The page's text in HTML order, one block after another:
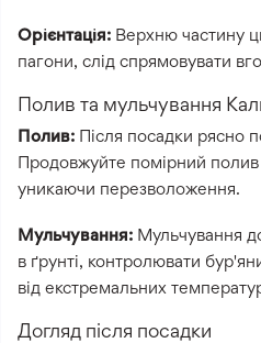
Орієнтація: Верхню частину
пагони, слід спрямовувати
Полив та мульчування
Полив: Після посадки рясно
Продовжуйте помірний полив
уникаючи перезволоження.
Мульчування: Мульчування
в ґрунті, контролювати
від екстремальних
Догляд після посадки